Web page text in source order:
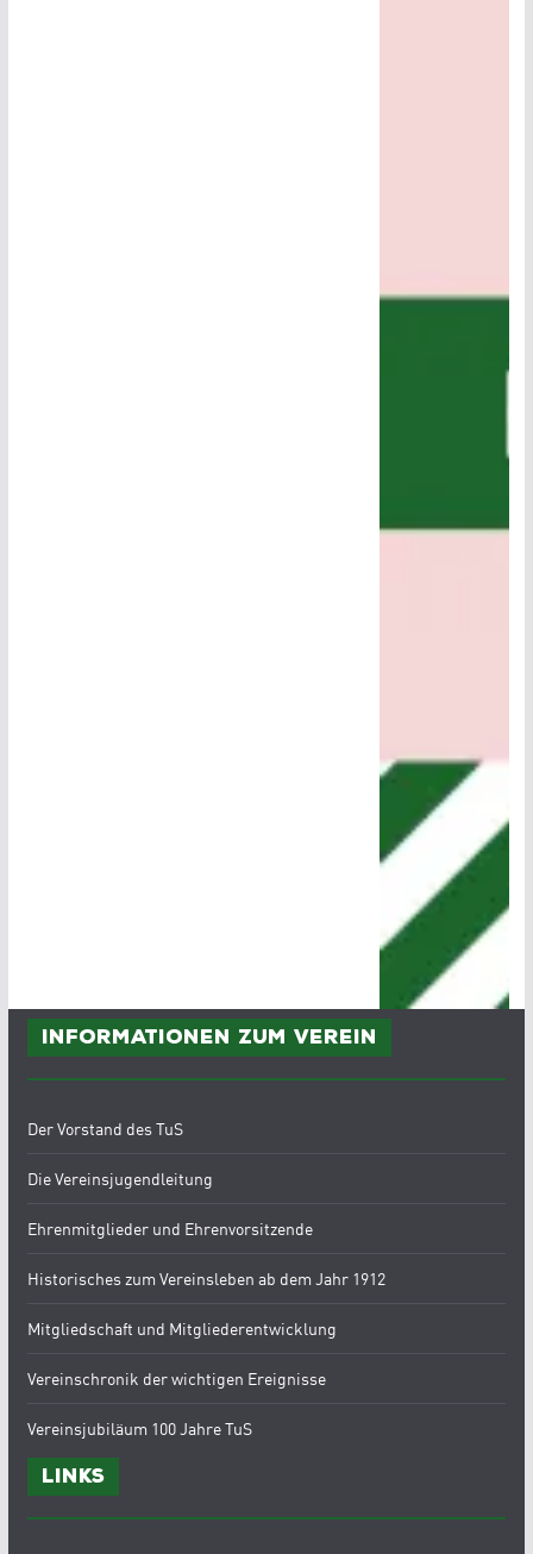
Informationen zum Verein
Der Vorstand des TuS
Die Vereinsjugendleitung
Ehrenmitglieder und Ehrenvorsitzende
Historisches zum Vereinsleben ab dem Jahr 1912
Mitgliedschaft und Mitgliederentwicklung
Vereinschronik der wichtigen Ereignisse
Vereinsjubiläum 100 Jahre TuS
Links